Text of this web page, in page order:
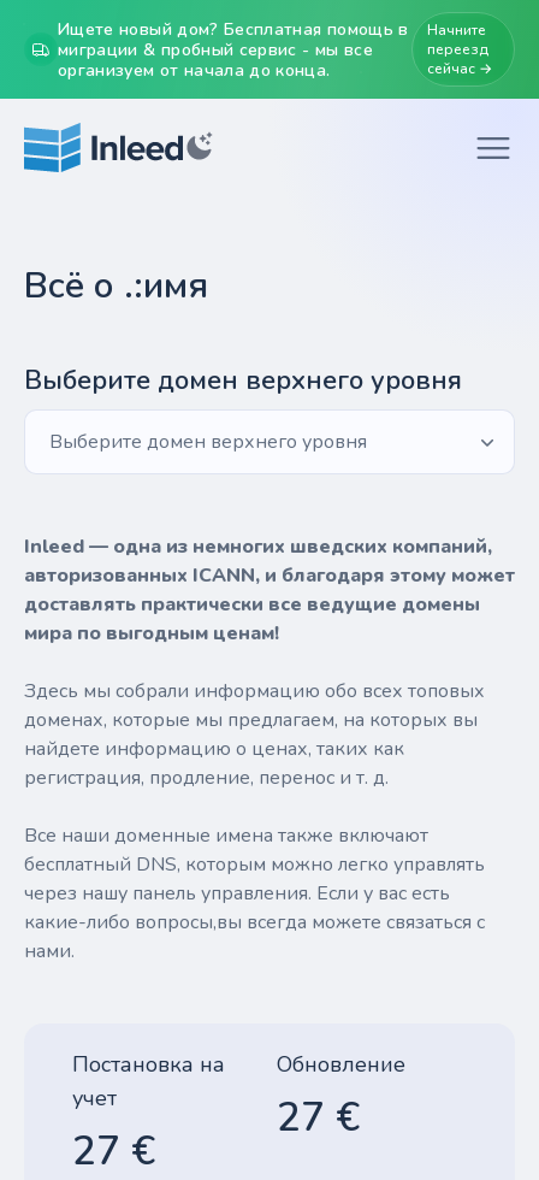
Ищете новый дом? Бесплатная помощь в
миграции & пробный сервис - мы все
организуем от начала до конца.
Начните
переезд
сейчас →
Всё о .:имя
Выберите домен верхнего уровня
Выберите домен верхнего уровня
Inleed — одна из немногих шведских компаний,
авторизованных ICANN, и благодаря этому может
доставлять практически все ведущие домены
мира по выгодным ценам!
Здесь мы собрали информацию обо всех топовых
доменах, которые мы предлагаем, на которых вы
найдете информацию о ценах, таких как
регистрация, продление, перенос и т. д.
Все наши доменные имена также включают
бесплатный DNS, которым можно легко управлять
через нашу панель управления. Если у вас есть
какие-либо вопросы,вы всегда можете связаться с
нами.
Постановка на
учет
27 €
Обновление
27 €